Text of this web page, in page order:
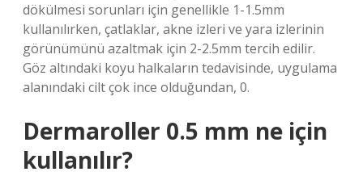
dökülmesi sorunları için genellikle 1-1.5mm
kullanılırken, çatlaklar, akne izleri ve yara izlerinin
görünümünü azaltmak için 2-2.5mm tercih edilir.
Göz altındaki koyu halkaların tedavisinde, uygulama
alanındaki cilt çok ince olduğundan, 0.
Dermaroller 0.5 mm ne için
kullanılır?